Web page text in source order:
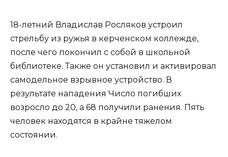
18-летний Владислав Росляков устроил
стрельбу из ружья в керченском коллежде,
после чего покончил с собой в школьной
библиотеке. Также он установил и активировал
самодельное взрывное устройство. В
результате нападения Число погибших
возросло до 20, а 68 получили ранения. Пять
человек находятся в крайне тяжелом
состоянии.